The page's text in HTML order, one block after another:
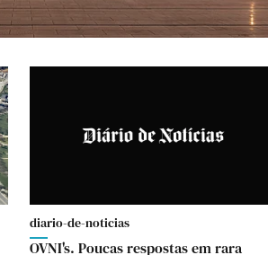
diario-de-noticias
OVNI's. Poucas respostas em rara